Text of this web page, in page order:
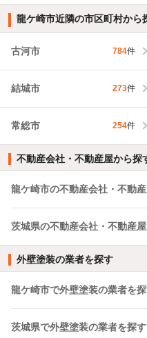
龍ケ崎市近隣の市区町村から
古河市 784件
結城市 273件
常総市 254件
不動産会社・不動産屋から探
龍ケ崎市の不動産会社・不動
茨城県の不動産会社・不動産
外壁塗装の業者を探す
龍ケ崎市で外壁塗装の業者を
茨城県で外壁塗装の業者を探す